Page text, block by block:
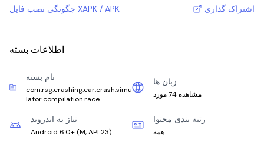
چگونگی نصب فایل XAPK / APK اشتراک گذاری
اطلاعات بسته
نام بسته
com.rsg.crashing.car.crash.simu
lator.compilation.race
زبان ها
مشاهده 74 مورد
نیاز به اندروید
Android 6.0+ (M, API 23)
رتبه بندی محتوا
همه